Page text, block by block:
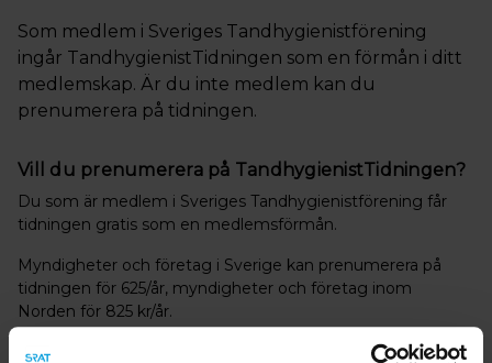
Som medlem i Sveriges Tandhygienistförening
ingår TandhygienistTidningen som en förmån i ditt
medlemskap. Är du inte medlem kan du
prenumerera på tidningen.
Vill du prenumerera på TandhygienistTidningen?
Du som är medlem i Sveriges Tandhygienistförening får
tidningen gratis som en medlemsförmån.
Myndigheter och företag i Sverige kan prenumerera på
tidningen för 625/år, myndigheter och företag inom
Norden för 825 kr/år.
Icke medlem och företag utanför Norden prenumererar på